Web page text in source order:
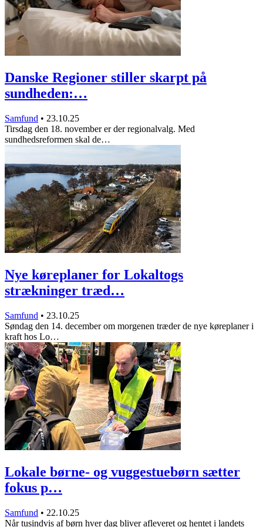
Danske Regioner stiller skarpt på
sundheden:…
Samfund • 23.10.25
Tirsdag den 18. november er der regionalvalg. Med
sundhedsreformen skal de…
Nye køreplaner for Lokaltogs
strækninger træd…
Samfund • 23.10.25
Søndag den 14. december om morgenen træder de nye køreplaner i
kraft hos Lo…
Lokale børne- og vuggestuebørn sætter
fokus p…
Samfund • 22.10.25
Når tusindvis af børn hver dag bliver afleveret og hentet i landets